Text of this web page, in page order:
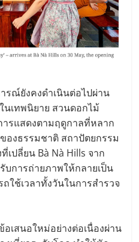
รณ์ยังคงดําเนินต่อไปผ่าน
นเทพนิยาย สวนดอกไม้
รแสดงตามฤดูกาลที่หลาก
องธรรมชาติ สถาปัตยกรรม
ปลี่ยน Bà Nà Hills จาก
บการถ่ายภาพให้กลายเป็น
ใช้เวลาทั้งวันในการสํารวจ
เสนอใหม่อย่างต่อเนื่องผ่าน